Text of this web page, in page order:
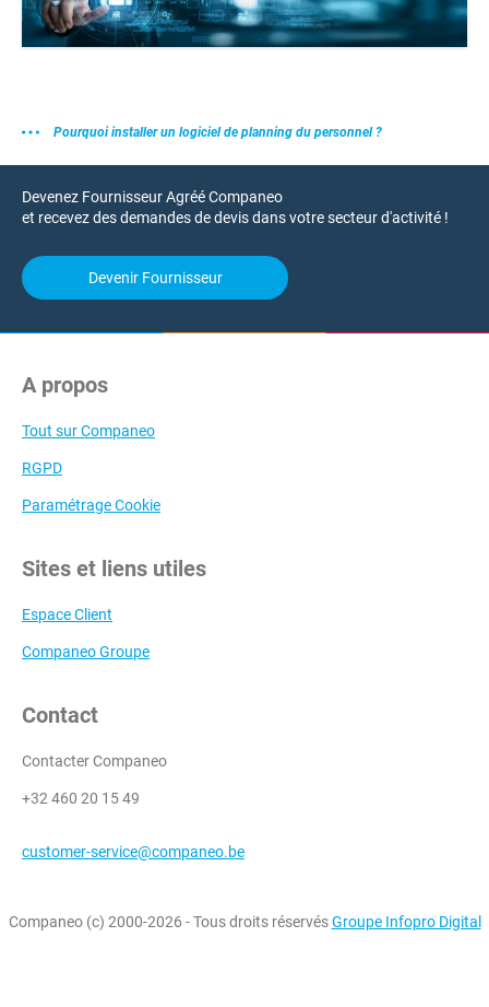
Pourquoi installer un logiciel de planning du personnel ?
Devenez Fournisseur Agréé Companeo
et recevez des demandes de devis dans votre secteur d'activité !
Devenir Fournisseur
A propos
Tout sur Companeo
RGPD
Paramétrage Cookie
Sites et liens utiles
Espace Client
Companeo Groupe
Contact
Contacter Companeo
+32 460 20 15 49
customer-service@companeo.be
Companeo (c) 2000-2026 - Tous droits réservésGroupe Infopro Digital